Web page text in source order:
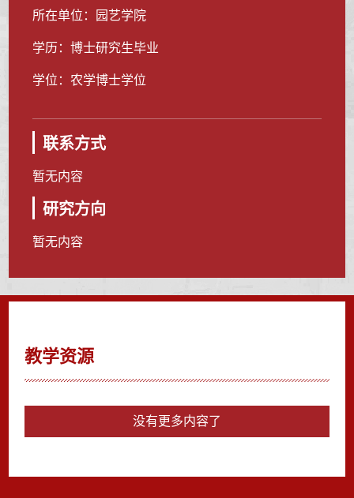
所在单位：园艺学院
学历：博士研究生毕业
学位：农学博士学位
联系方式
暂无内容
研究方向
暂无内容
教学资源
没有更多内容了